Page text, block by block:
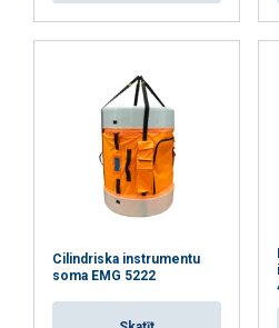
Cilindriska instrumentu
soma EMG 5222
Šajā tīmekļa
izmantoti sīkfaili
Mēs izmantojam